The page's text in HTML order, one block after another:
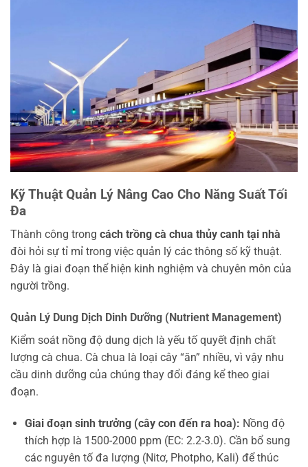
Kỹ Thuật Quản Lý Nâng Cao Cho Năng Suất Tối
Đa
Thành công trong cách trồng cà chua thủy canh tại nhà
đòi hỏi sự tỉ mỉ trong việc quản lý các thông số kỹ thuật.
Đây là giai đoạn thể hiện kinh nghiệm và chuyên môn của
người trồng.
Quản Lý Dung Dịch Dinh Dưỡng (Nutrient Management)
Kiểm soát nồng độ dung dịch là yếu tố quyết định chất
lượng cà chua. Cà chua là loại cây “ăn” nhiều, vì vậy nhu
cầu dinh dưỡng của chúng thay đổi đáng kể theo giai
đoạn.
Giai đoạn sinh trưởng (cây con đến ra hoa): Nồng độ
thích hợp là 1500-2000 ppm (EC: 2.2-3.0). Cần bổ sung
các nguyên tố đa lượng (Nitơ, Photpho, Kali) để thúc